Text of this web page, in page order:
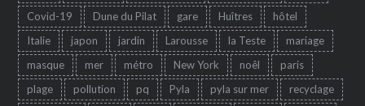
Covid-19
Dune du Pilat gare Huîtres
hôtel
Italie
japon jardin Larousse la Teste
mariage
masque
mer métro New York noêl
paris
plage
pollution pq Pyla pyla sur mer
recyclage